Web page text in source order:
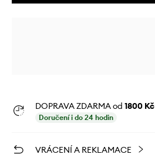
DOPRAVA ZDARMA od 1800 Kč
Doručení i do 24 hodin
VRÁCENÍ A REKLAMACE